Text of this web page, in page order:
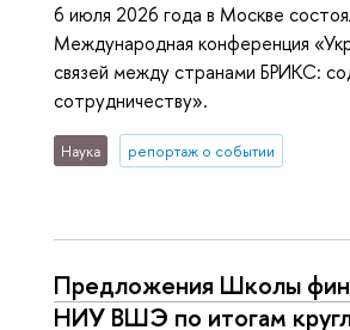
6 июля 2026 года в Москве
Международная конференция
связей между странами БРИКС:
сотрудничеству».
Наука репортаж о событии
Предложения Школы
НИУ ВШЭ по итогам